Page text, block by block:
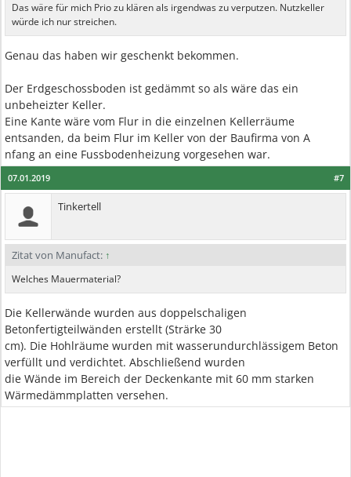
Das wäre für mich Prio zu klären als irgendwas zu verputzen. Nutzkeller
würde ich nur streichen.
Genau das haben wir geschenkt bekommen.
Der Erdgeschossboden ist gedämmt so als wäre das ein
unbeheizter Keller.
Eine Kante wäre vom Flur in die einzelnen Kellerräume
entsanden, da beim Flur im Keller von der Baufirma von A
nfang an eine Fussbodenheizung vorgesehen war.
#7
07.01.2019
Tinkertell
Zitat von Manufact: ↑
Welches Mauermaterial?
Die Kellerwände wurden aus doppelschaligen
Betonfertigteilwänden erstellt (Strärke 30
cm). Die Hohlräume wurden mit wasserundurchlässigem Beton
verfüllt und verdichtet. Abschließend wurden
die Wände im Bereich der Deckenkante mit 60 mm starken
Wärmedämmplatten versehen.